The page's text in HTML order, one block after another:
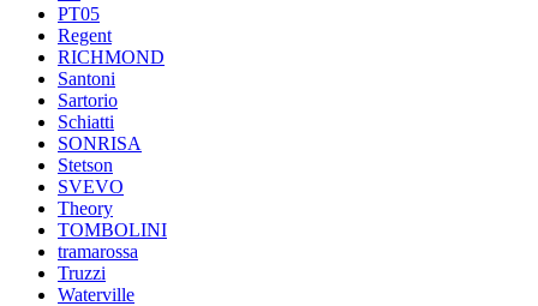
PT05
Regent
RICHMOND
Santoni
Sartorio
Schiatti
SONRISA
Stetson
SVEVO
Theory
TOMBOLINI
tramarossa
Truzzi
Waterville